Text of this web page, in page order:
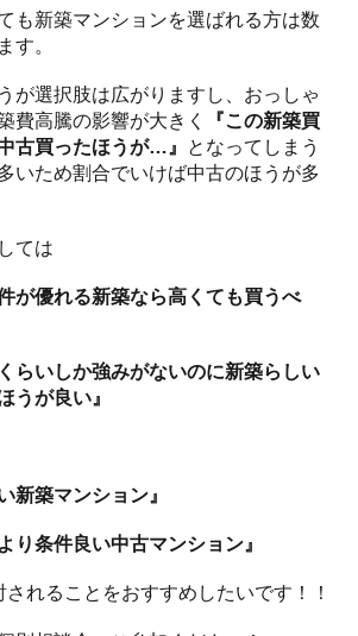
も新築マンションを選ばれる方は数
す。
が選択肢は広がりますし、おっしゃ
費高騰の影響が大きく
『この新築買
古買ったほうが…』 となってしまう
いため割合でいけば中古のほうが多
ては
が優れる新築なら高くても買うべ
らいしか強みがないのに新築らしい
うが良い』
新築マンション』
り条件良い中古マンション』
れることをおすすめしたいです！！